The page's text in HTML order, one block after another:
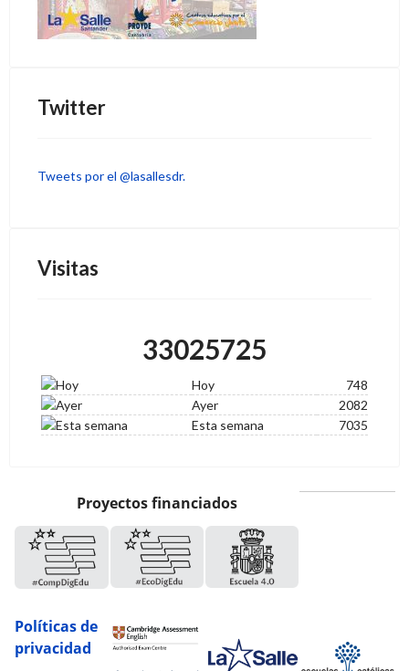
Twitter
Tweets por el @lasallesdr.
Visitas
33025725
Hoy
748
Ayer
2082
Esta semana
7035
Proyectos financiados
Políticas de
privacidad